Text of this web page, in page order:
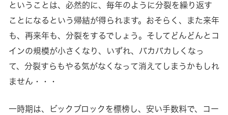
ということは、必然的に、毎年のように分裂を繰り返す
ことになるという帰結が得られます。おそらく、また来年
も、再来年も、分裂をするでしょう。そしてどんどんとコ
インの規模が小さくなり、いずれ、バカバカしくなっ
て、分裂すらもやる気がなくなって消えてしまうかもしれ
ません・・・
一時期は、ビックブロックを標榜し、安い手数料で、コー